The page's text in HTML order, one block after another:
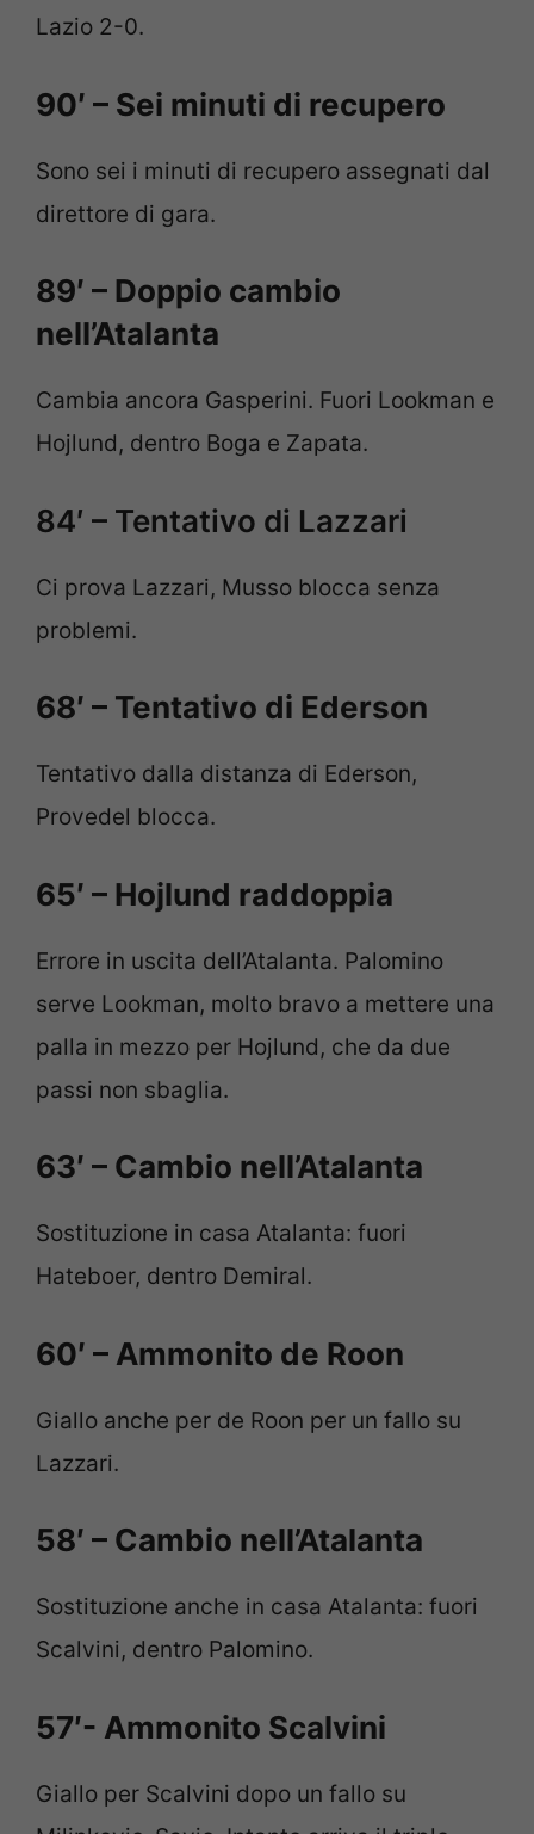
Lazio 2-0.
90′ – Sei minuti di recupero
Sono sei i minuti di recupero assegnati dal
direttore di gara.
89′ – Doppio cambio
nell’Atalanta
Cambia ancora Gasperini. Fuori Lookman e
Hojlund, dentro Boga e Zapata.
84′ – Tentativo di Lazzari
Ci prova Lazzari, Musso blocca senza
problemi.
68′ – Tentativo di Ederson
Tentativo dalla distanza di Ederson,
Provedel blocca.
65′ – Hojlund raddoppia
Errore in uscita dell’Atalanta. Palomino
serve Lookman, molto bravo a mettere una
palla in mezzo per Hojlund, che da due
passi non sbaglia.
63′ – Cambio nell’Atalanta
Sostituzione in casa Atalanta: fuori
Hateboer, dentro Demiral.
60′ – Ammonito de Roon
Giallo anche per de Roon per un fallo su
Lazzari.
58′ – Cambio nell’Atalanta
Sostituzione anche in casa Atalanta: fuori
Scalvini, dentro Palomino.
57′- Ammonito Scalvini
Giallo per Scalvini dopo un fallo su